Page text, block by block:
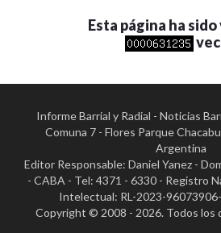
Esta página ha
Informe Barrial y Radial - Noticias
Comuna 7 - Flores Parque
Argentina
Editor Responsable: Daniel Yanez -
- CABA - Tel: 4371 - 6330 - Registro
Intelectual: RL-2023-
Copyright © 2008 - 2026. Todos los